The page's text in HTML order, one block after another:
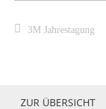
3M Jahrestagung
ZUR ÜBERSICHT